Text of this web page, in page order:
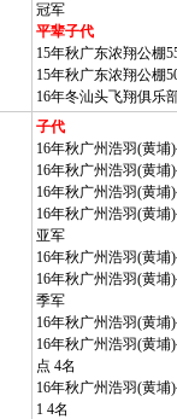
冠军
平辈子代
15年秋广东浓翔公棚
15年秋广东浓翔公棚
16年冬汕头飞翔俱乐
子代
16年秋广州浩羽(黄埔
16年秋广州浩羽(黄埔
16年秋广州浩羽(黄埔
16年秋广州浩羽(黄埔
亚军
16年秋广州浩羽(黄埔
16年秋广州浩羽(黄
季军
16年秋广州浩羽(黄
16年秋广州浩羽(黄埔
点 4名
16年秋广州浩羽(黄埔
1 4名